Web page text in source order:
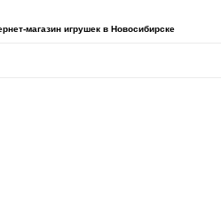
магазин игрушек в Новосибирске